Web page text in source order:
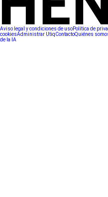
Aviso legal y condiciones de usoPolítica de
cookiesAdministrar UtiqContactoQuiénes
de la IA